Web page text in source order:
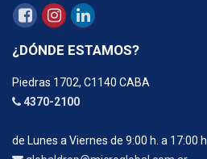
¿DÓNDE ESTAMOS?
Piedras 1702, C1140 CABA
4370-2100
de Lunes a Viernes de 9:00 h. a 17:00 h.